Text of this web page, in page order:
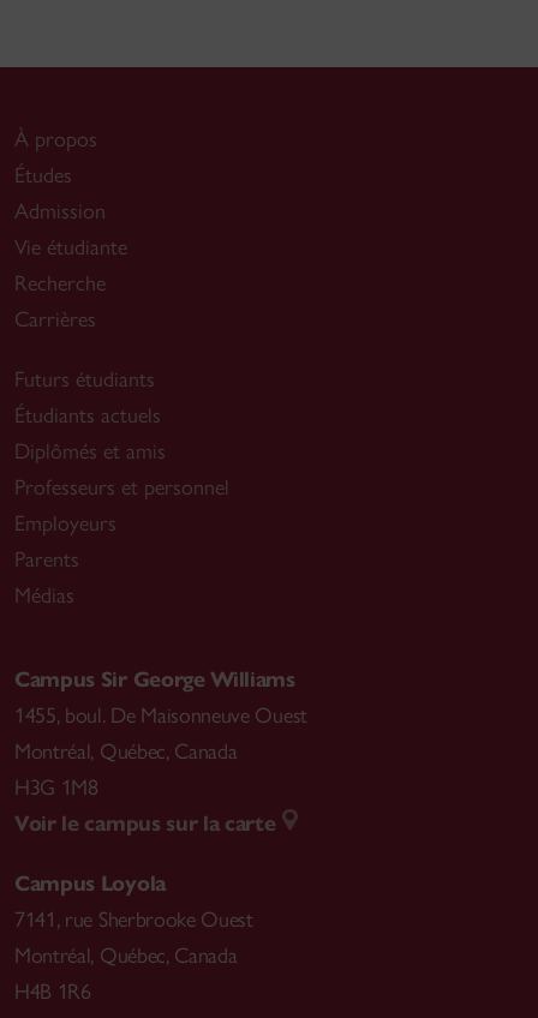
À propos
Études
Admission
Vie étudiante
Recherche
Carrières
Futurs étudiants
Étudiants actuels
Diplômés et amis
Professeurs et personnel
Employeurs
Parents
Médias
Campus Sir George Williams
1455, boul. De Maisonneuve Ouest
Montréal, Québec, Canada
H3G 1M8
Voir le campus sur la carte
Campus Loyola
7141, rue Sherbrooke Ouest
Montréal, Québec, Canada
H4B 1R6